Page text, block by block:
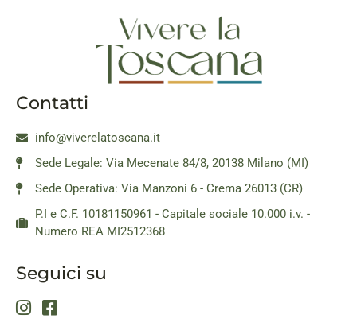
Contatti
info@viverelatoscana.it
Sede Legale: Via Mecenate 84/8, 20138 Milano (MI)
Sede Operativa: Via Manzoni 6 - Crema 26013 (CR)
P.I e C.F. 10181150961 - Capitale sociale 10.000 i.v. -
Numero REA MI2512368
Seguici su